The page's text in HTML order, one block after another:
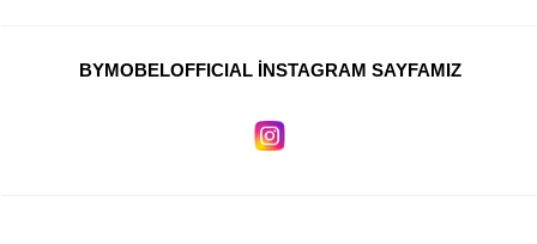
Giresun Mobilya Mağazaları, İmalatçıları, Mobilyacıları
BYMOBELOFFICIAL İNSTAGRAM SAYFAMIZ